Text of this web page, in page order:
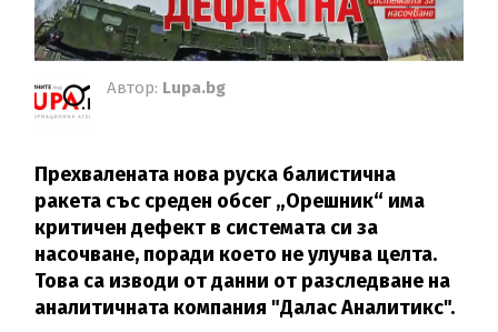
Автор: Lupa.bg
Прехвалената нова руска балистична
ракета със среден обсег „Орешник“ има
критичен дефект в системата си за
насочване, поради което не улучва целта.
Това са изводи от данни от разследване на
аналитичната компания "Далас Аналитикс".